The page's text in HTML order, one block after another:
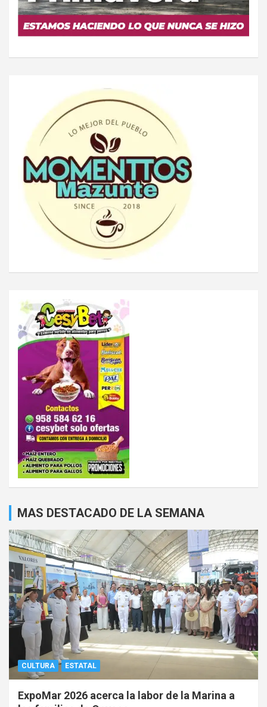
MAS DESTACADO DE LA SEMANA
CULTURA ESTATAL
ExpoMar 2026 acerca la labor de la Marina a